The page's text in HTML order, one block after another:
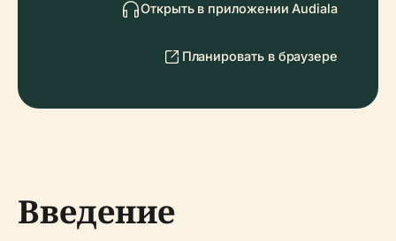
Открыть в приложении Audiala
Планировать в браузере
Введение